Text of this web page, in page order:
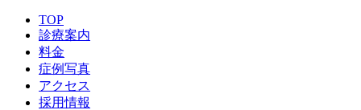
TOP
診療案内
料金
症例写真
アクセス
採用情報